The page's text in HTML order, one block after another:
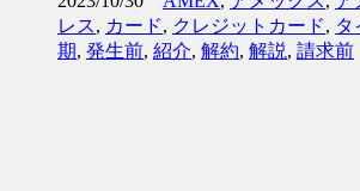
レス, カード, クレジットカード, タ
期, 発生前, 紹介, 解約, 解説, 請求前